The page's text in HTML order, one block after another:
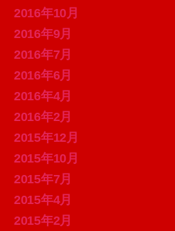
2016年10月
2016年9月
2016年7月
2016年6月
2016年4月
2016年2月
2015年12月
2015年10月
2015年7月
2015年4月
2015年2月